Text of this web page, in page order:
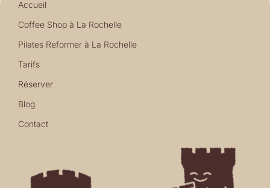
Accueil
Coffee Shop à La Rochelle
Pilates Reformer à La Rochelle
Tarifs
Réserver
Blog
Contact